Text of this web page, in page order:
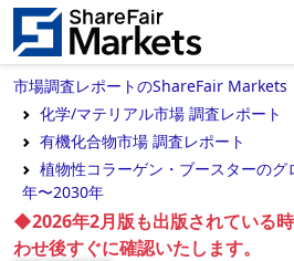
市場調査レポートのShareFair Markets
化学/マテリアル市場 調査レポート
有機化合物市場 調査レポート
植物性コラーゲン・ブースターの
年〜2030年
◆2026年2月版も出版されている
わせ後すぐに確認いたします。